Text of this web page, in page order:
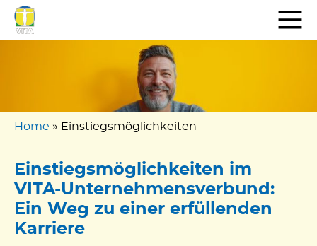
Home » Einstiegsmöglichkeiten
Einstiegsmöglichkeiten im
VITA-Unternehmensverbund:
Ein Weg zu einer erfüllenden
Karriere